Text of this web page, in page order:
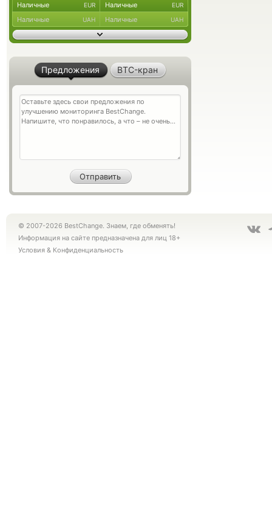
Наличные EUR Наличные EUR
Наличные UAH Наличные UAH
Предложения BTC-кран
© 2007-2026 BestChange. Знаем, где обменять!
Информация на сайте предназначена для лиц 18+
Условия & Конфиденциальность